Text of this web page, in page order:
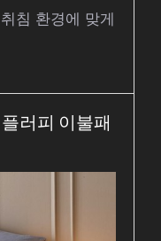
침 환경에 맞게
러피 이불패